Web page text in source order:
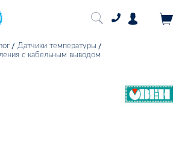
Датчики температуры
с кабельным выводом